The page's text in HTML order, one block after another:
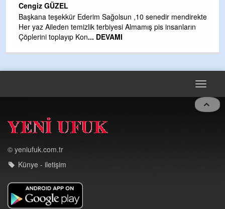
Cengiz GÜZEL
Başkana teşekkür Ederim Sağolsun ,10 senedir mendirekte
Her yaz Aileden temizlik terbiyesi Almamış pis insanların
Çöplerini toplayıp Kon... DEVAMI
Toggle
© yeniufuk.com.tr
Künye - iletişim